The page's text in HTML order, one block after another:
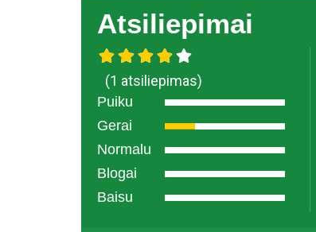
Atsiliepimai
(1 atsiliepimas)
Puiku
Gerai
Normalu
Blogai
Baisu